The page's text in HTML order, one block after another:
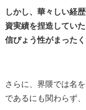
しかし、華々しい経
資実績を捏造してい
信ぴょう性がまったく
さらに、界隈では名
であるにも関わらず